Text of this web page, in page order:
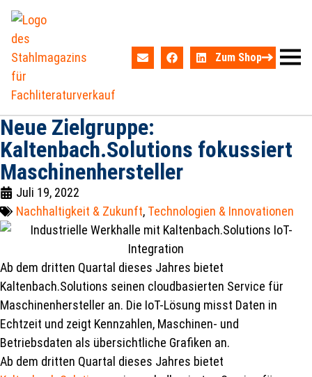
Zum Shop
Neue Zielgruppe:
Kaltenbach.Solutions fokussiert
Maschinenhersteller
Juli 19, 2022
Nachhaltigkeit & Zukunft, Technologien & Innovationen
Ab dem dritten Quartal dieses Jahres bietet
Kaltenbach.Solutions seinen cloudbasierten Service für
Maschinenhersteller an. Die IoT-Lösung misst Daten in
Echtzeit und zeigt Kennzahlen, Maschinen- und
Betriebsdaten als übersichtliche Grafiken an.
Ab dem dritten Quartal dieses Jahres bietet